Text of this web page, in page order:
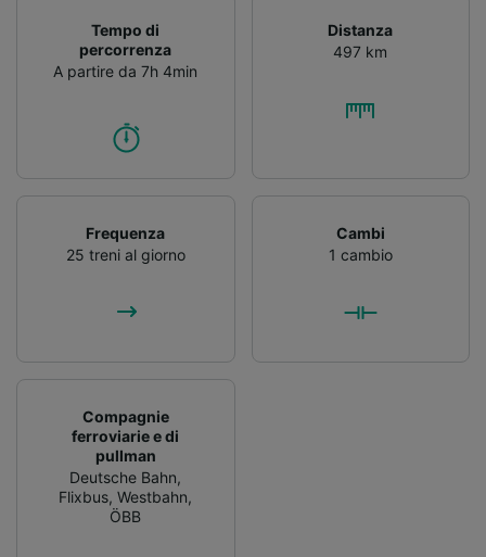
Tempo di
percorrenza
A partire da 7h 4min
Distanza
497 km
Frequenza
25 treni al giorno
Cambi
1 cambio
Compagnie
ferroviarie e di
pullman
Deutsche Bahn,
Flixbus,Westbahn,
ÖBB